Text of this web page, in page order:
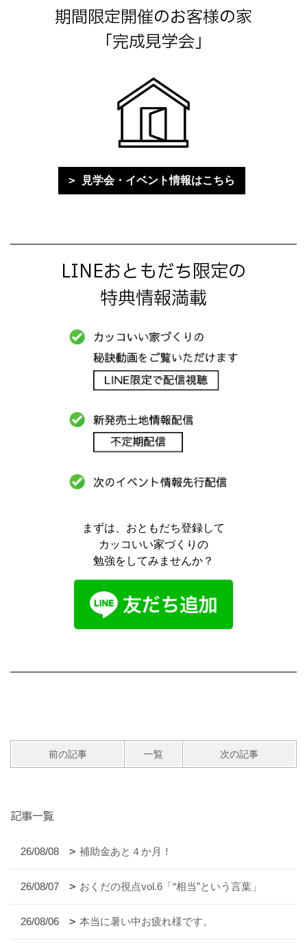
期間限定開催のお客様の家
「完成見学会」
見学会・イベント情報はこちら
LINEおともだち限定の
特典情報満載
まずは、おともだち登録して
カッコいい家づくりの
勉強をしてみませんか？
前の記事 一覧 次の記事
記事一覧
26/08/08 補助金あと４か月！
26/08/07 おくだの視点vol.6「“相当”という言葉」
26/08/06 本当に暑い中お疲れ様です。